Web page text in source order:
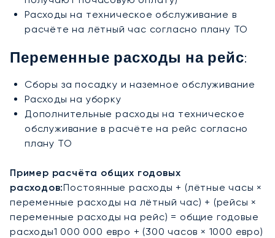
Расходы на техническое обслуживание в
расчёте на лётный час согласно плану ТО
Переменные расходы на рейс:
Сборы за посадку и наземное обслуживание
Расходы на уборку
Дополнительные расходы на техническое
обслуживание в расчёте на рейс согласно
плану ТО
Пример расчёта общих годовых
расходов:Постоянные расходы + (лётные часы ×
переменные расходы на лётный час) + (рейсы ×
переменные расходы на рейс) = общие годовые
расходы1 000 000 евро + (300 часов × 1000 евро)